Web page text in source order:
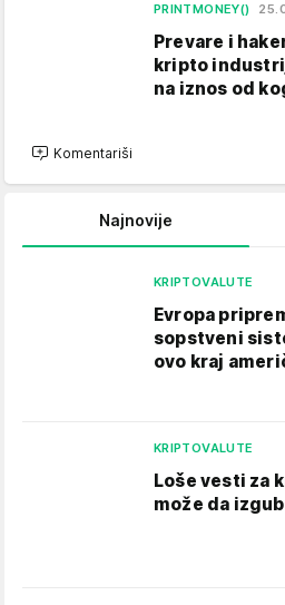
PRINTMONEY()
Prevare i
kripto
na iznos od
Komentariši
Najnovije
KRIPTOVALUTE
Evropa
sopstveni
ovo kraj
KRIPTOVALUTE
Loše vesti za
može da